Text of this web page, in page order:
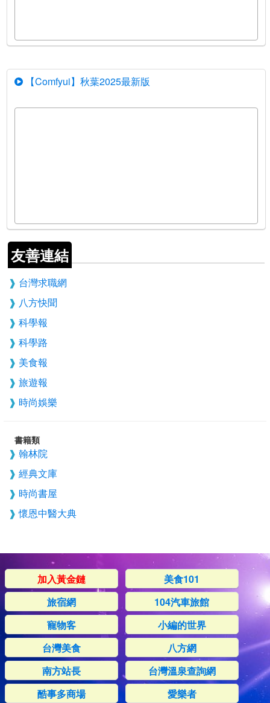
【Comfyui】秋葉2025最新版
友善連結
台灣求職網
八方快聞
科學報
科學路
美食報
旅遊報
時尚娛樂
書籍類
翰林院
經典文庫
時尚書屋
懷恩中醫大典
加入黃金鏈
美食101
旅宿網
104汽車旅館
寵物客
小編的世界
台灣美食
八方網
南方站長
台灣溫泉查詢網
酷事多商場
愛樂者